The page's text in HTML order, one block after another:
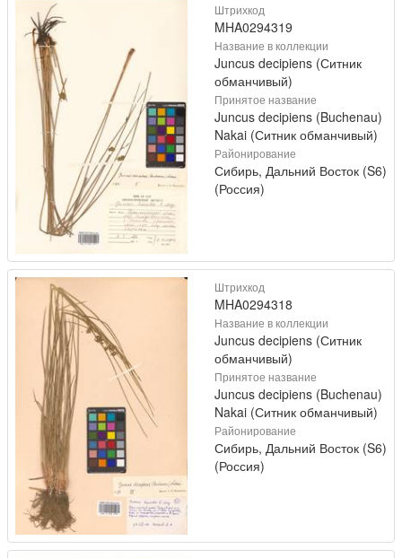
Штрихкод
MHA0294319
Название в коллекции
Juncus decipiens (Ситник
обманчивый)
Принятое название
Juncus decipiens (Buchenau)
Nakai (Ситник обманчивый)
Районирование
Сибирь, Дальний Восток (S6)
(Россия)
Штрихкод
MHA0294318
Название в коллекции
Juncus decipiens (Ситник
обманчивый)
Принятое название
Juncus decipiens (Buchenau)
Nakai (Ситник обманчивый)
Районирование
Сибирь, Дальний Восток (S6)
(Россия)